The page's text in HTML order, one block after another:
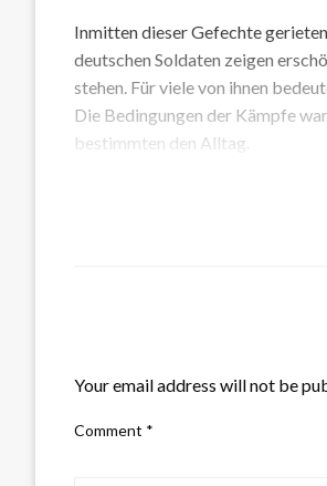
Inmitten dieser Gefechte
deutschen Soldaten zeigen
stehen. Für viele von ihnen
Die Bedingungen der Kämpfe
bestimmten den Alltag.
Your email address will not be
Comment *